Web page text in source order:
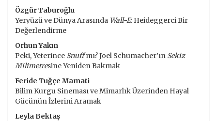
Özgür Taburoğlu
Yeryüzü ve Dünya Arasında Wall-E: Heideggerci Bir
Değerlendirme
Orhun Yakın
Peki, Yeterince Snuff’mı? Joel Schumacher’ın Sekiz
Milimetresine Yeniden Bakmak
Feride Tuğçe Mamati
Bilim Kurgu Sineması ve Mimarlık Üzerinden Hayal
Gücünün İzlerini Aramak
Leyla Bektaş